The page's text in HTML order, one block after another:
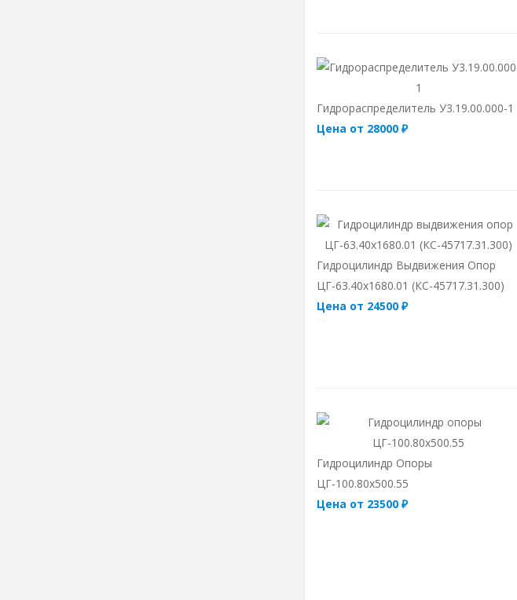
Гидрораспределитель У3.19.00.000-1
Цена от 28000 ₽
Гидроцилиндр Выдвижения Опор
ЦГ-63.40х1680.01 (КС-45717.31.300)
Цена от 24500 ₽
Гидроцилиндр Опоры
ЦГ-100.80х500.55
Цена от 23500 ₽